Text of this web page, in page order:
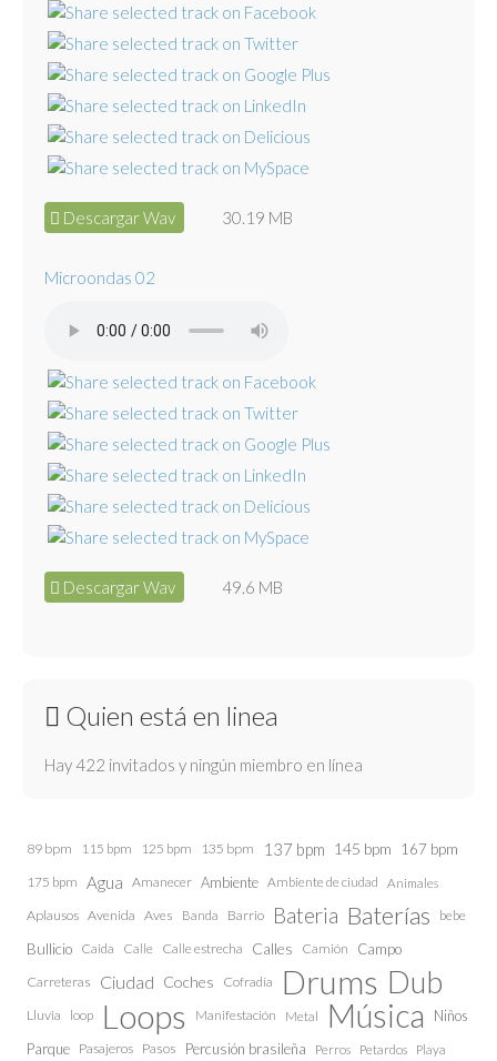
Descargar Wav 30.19 MB
Microondas 02
Descargar Wav 49.6 MB
Quien está en linea
Hay 422 invitados y ningún miembro en línea
89 bpm 115 bpm 125 bpm 135 bpm 137 bpm 145 bpm 167 bpm
175 bpm Agua Amanecer Ambiente Ambiente de ciudad Animales
Aplausos Avenida Aves Banda Barrio Bateria Baterías bebe
Bullicio Caida Calle Calle estrecha Calles Camión Campo
Carreteras Ciudad Coches Cofradía Drums Dub
Lluvia loop Loops Manifestación Metal Música
Niños
Parque Pasajeros Pasos Percusión brasileña Perros Petardos Playa